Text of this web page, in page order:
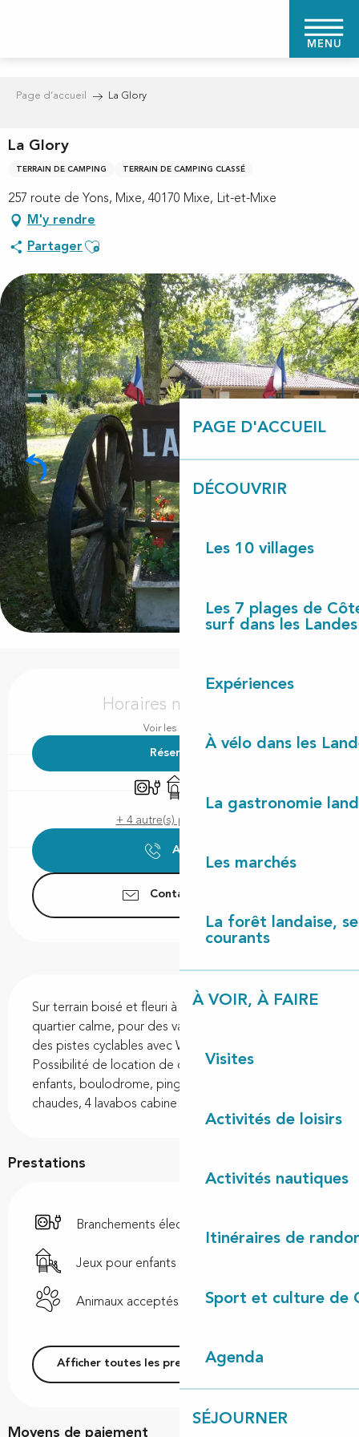
MENU
PAGE D'ACCUEIL
DÉCOUVRIR
Les 10 villages
Les 7 plages de
surf dans les Landes
Expériences
À vélo dans les
La gastronomie
Les marchés
La forêt landaise,
courants
À VOIR, À FAIRE
Visites
Activités de loisirs
Activités nautiques
Itinéraires de
Sport et culture de
Agenda
SÉJOURNER
Page d’accueil La Glory
La Glory
TERRAIN DE CAMPING TERRAIN DE CAMPING CLASSÉ
257 route de Yons, Mixe, 40170 Mixe, Lit-et-Mixe
M'y rendre
Partager Ajouter aux favoris
Horaires non définis
Voir les horaires
Réserver
Branchements électriques
Jeux pour enfants / Espace jeux
+ 4 autre(s) prestation(s)
Appeler
Contactez-nous
Sur terrain boisé et fleuri à 6 km de l'océan, dans
quartier calme, pour des vacances en famille, près
des pistes cyclables avec Wifi. 25 emplacements.
Possibilité de location de caravanes. Jeux pour
enfants, boulodrome, ping pong. 4 WC, 6 douches
chaudes, 4 lavabos cabine et 2 barbecues.
Prestations
Branchements électriques
Jeux pour enfants / Espace jeux
Animaux acceptés
Afficher toutes les prestations
Moyens de paiement